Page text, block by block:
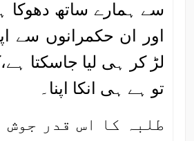
سے ہمارے ساتھ دھوکا
اور ان حکمرانوں سے
لڑ کر ہی لیا جاسکتا
تو ہے ہی انکا اپنا۔
طلبہ کا اس قدر جوش